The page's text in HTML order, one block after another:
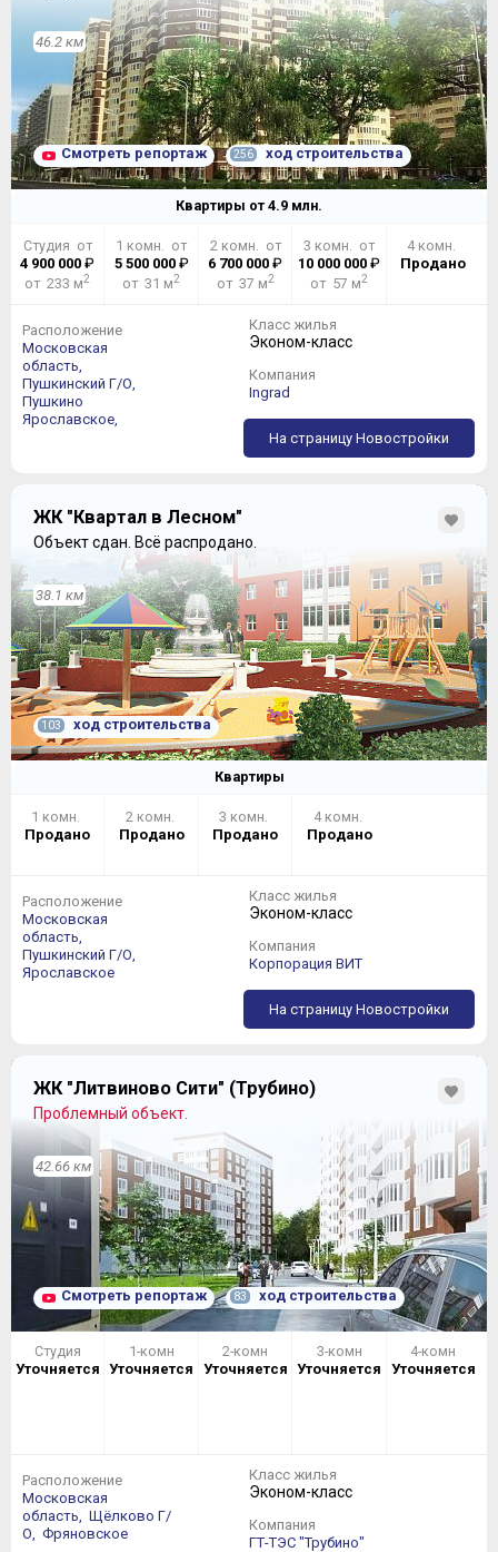
46.2 км
Смотреть репортаж 256 ход строительства
Квартиры от 4.9 млн.
Студия от
4 900 000 ₽
от 233 м2
1 комн. от
5 500 000₽
от 31 м2
2 комн. от
6 700 000 ₽
от 37 м2
3 комн. от
10 000 000 ₽
от 57 м2
4 комн.
Продано
Расположение
Московская
область,
Пушкинский Г/О,
Пушкино
Ярославское,
Класс жилья
Эконом-класс
Компания
Ingrad
На страницу Новостройки
ЖК "Квартал в Лесном"
Объект сдан. Всё распродано.
38.1 км
103 ход строительства
Квартиры
1 комн.
Продано
2 комн.
Продано
3 комн.
Продано
4 комн.
Продано
Расположение
Московская
область,
Пушкинский Г/О,
Ярославское
Класс жилья
Эконом-класс
Компания
Корпорация ВИТ
На страницу Новостройки
ЖК "Литвиново Сити" (Трубино)
Проблемный объект.
42.66 км
Смотреть репортаж 83 ход строительства
Студия
Уточняется
1-комн
Уточняется
2-комн
Уточняется
3-комн
Уточняется
4-комн
Уточняется
Расположение
Московская
область, Щёлково Г/
О, Фряновское
Класс жилья
Эконом-класс
Компания
ГТ-ТЭС "Трубино"